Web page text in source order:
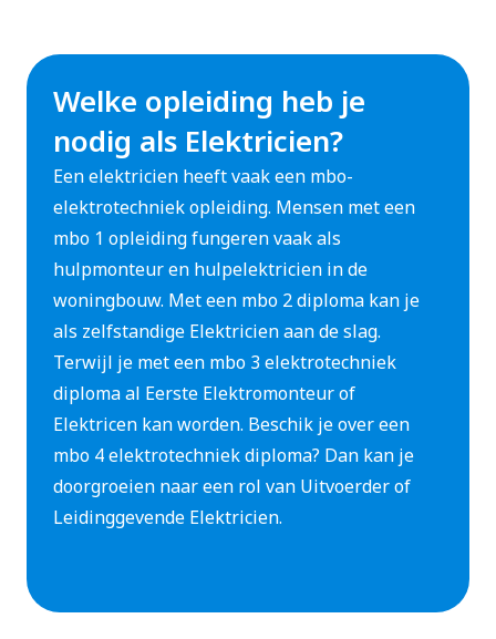
Welke opleiding heb je
nodig als Elektricien?
Een elektricien heeft vaak een mbo-
elektrotechniek opleiding. Mensen met een
mbo 1 opleiding fungeren vaak als
hulpmonteur en hulpelektricien in de
woningbouw. Met een mbo 2 diploma kan je
als zelfstandige Elektricien aan de slag.
Terwijl je met een mbo 3 elektrotechniek
diploma al Eerste Elektromonteur of
Elektricen kan worden. Beschik je over een
mbo 4 elektrotechniek diploma? Dan kan je
doorgroeien naar een rol van Uitvoerder of
Leidinggevende Elektricien.